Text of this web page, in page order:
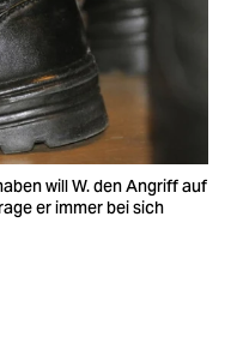
will W. den Angriff auf
er immer bei sich